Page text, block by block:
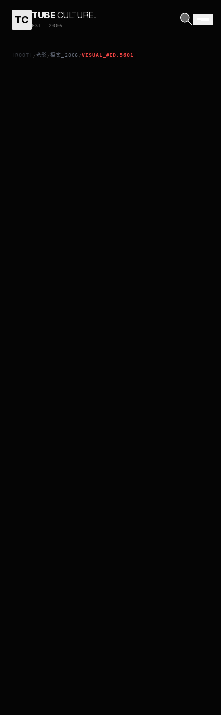
TC TUBECULTURE.
EST. 2006
[ROOT] /光影 /檔案_2006 /VISUAL_#ID.5601
怪誕家族